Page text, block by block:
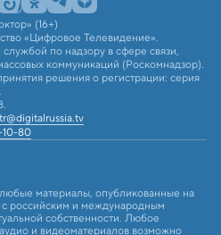
(16+)
«Цифровое Телевидение».
по надзору в сфере связи,
коммуникаций (Роскомнадзор).
решения о регистрации: серия
10-80
материалы, опубликованные на
российским и международным
собственности. Любое
и видеоматериалов возможно